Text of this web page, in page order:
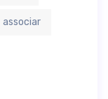
associar